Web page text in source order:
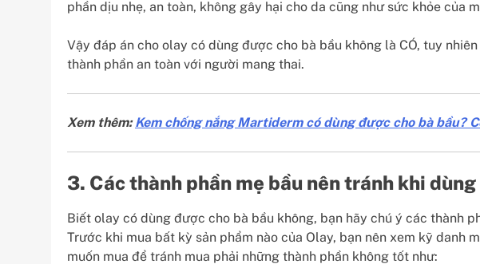
phần dịu nhẹ, an toàn, không gây hại cho da cũng như sức khỏe của
Vậy đáp án cho olay có dùng được cho bà bầu không là CÓ, tuy
thành phần an toàn với người mang thai.
Xem thêm:Kem chống nắng Martiderm có dùng được cho bà bầu?
3. Các thành phần mẹ bầu nên tránh khi
Biết olay có dùng được cho bà bầu không, bạn hãy chú ý các thành
Trước khi mua bất kỳ sản phẩm nào của Olay, bạn nên xem kỹ danh
muốn mua để tránh mua phải những thành phần không tốt như: